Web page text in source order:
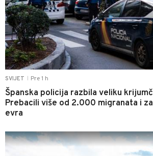
SVIJET Pre 1 h
Španska policija razbila veliku
Prebacili više od 2.000 migranata i
evra